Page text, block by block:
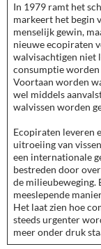
In 1979 ramt het
markeert het begin
menselijk gewin,
nieuwe ecopiraten
walvisachtigen niet
consumptie worden
Voortaan worden
wel middels
walvissen worden
Ecopiraten leveren
uitroeiing van
een internationale
bestreden door
de milieubeweging.
meeslepende
Het laat zien hoe
steeds urgenter
meer onder druk